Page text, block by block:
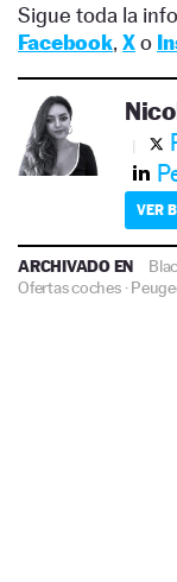
Sigue toda la
Facebook, Xo
VER
ARCHIVADO EN
Ofertas coches·